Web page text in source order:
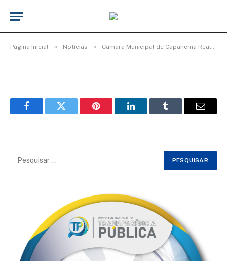
Página Inicial » Notícias » Câmara Municipal de Capanema Realiza Homenagem Especial ao Dia Internacional da Mulher
WhatsApp Image 2026-03-06 at 16.00.26
FacebookTwitter Pinterest LinkedInTumblr Email